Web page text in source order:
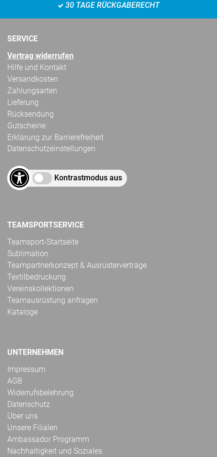
30 TAGE RÜCKGABERECHT
SERVICE
Vertrag widerrufen
Hilfe und Kontakt
Versandkosten
Zahlungsarten
Lieferung
Rücksendung
Gutscheine
Erklärung zur Barrierefreiheit
Datenschutzeinstellungen
Kontrastmodus aus
TEAMSPORTSERVICE
Teamsport-Startseite
Sublimation
Teampartnerkonzept & Ausrüsterverträge
Textilbedruckung
Vereinskollektionen
Teamausrüstung anfragen
Kataloge
UNTERNEHMEN
Impressum
AGB
Widerrufsbelehrung
Datenschutz
Über uns
Unsere Filialen
Ambassador Programm
Nachhaltigkeit und Soziales